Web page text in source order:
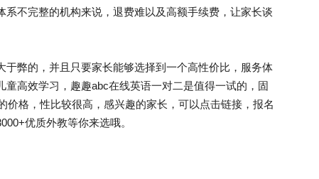
不完整的机构来说，退费难以及高额手续费，让家长谈
弊的，并且只要家长能够选择到一个高性价比，服务体
高效学习，趣趣abc在线英语一对二是值得一试的，固
价格，性比较很高，感兴趣的家长，可以点击链接，报名
优质外教等你来选哦。